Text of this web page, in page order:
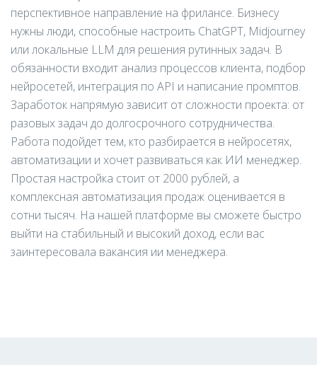
перспективное направление на фрилансе. Бизнесу
нужны люди, способные настроить ChatGPT, Midjourney
или локальные LLM для решения рутинных задач. В
обязанности входит анализ процессов клиента, подбор
нейросетей, интеграция по API и написание промптов.
Заработок напрямую зависит от сложности проекта: от
разовых задач до долгосрочного сотрудничества.
Работа подойдет тем, кто разбирается в нейросетях,
автоматизации и хочет развиваться как ИИ менеджер.
Простая настройка стоит от 2000 рублей, а
комплексная автоматизация продаж оценивается в
сотни тысяч. На нашей платформе вы сможете быстро
выйти на стабильный и высокий доход, если вас
заинтересовала вакансия ии менеджера.